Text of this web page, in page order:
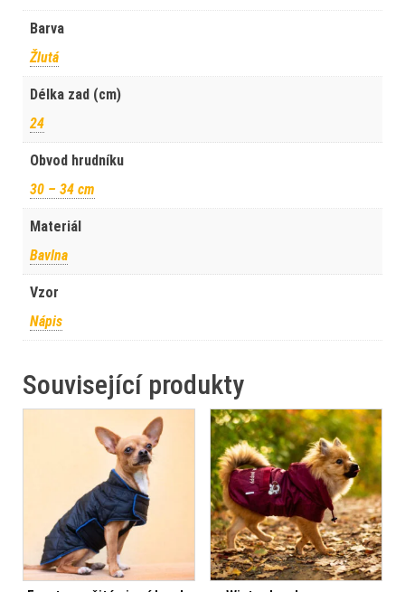
Barva
Žlutá
Délka zad (cm)
24
Obvod hrudníku
30 – 34 cm
Materiál
Bavlna
Vzor
Nápis
Související produkty